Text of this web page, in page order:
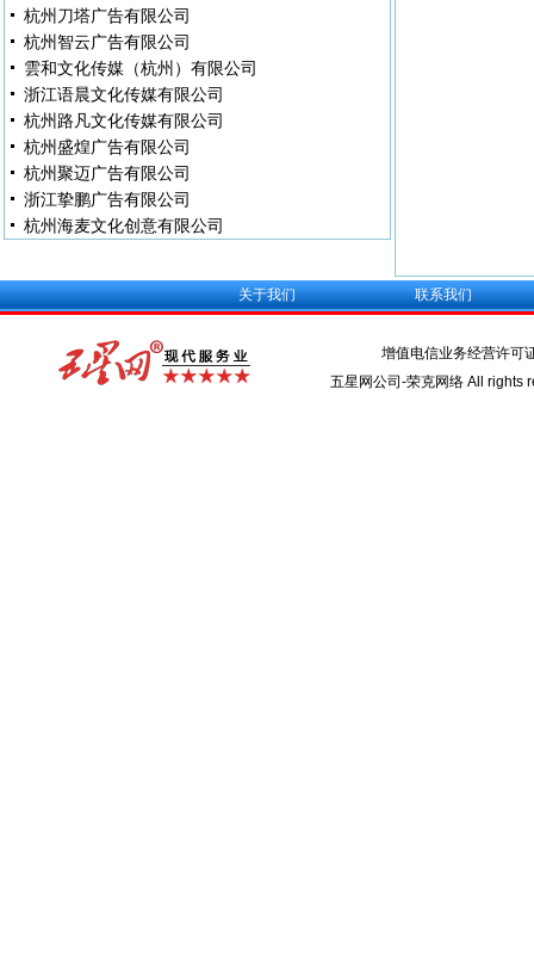
杭州刀塔广告有限公司
杭州智云广告有限公司
雲和文化传媒（杭州）有限公司
浙江语晨文化传媒有限公司
杭州路凡文化传媒有限公司
杭州盛煌广告有限公司
杭州聚迈广告有限公司
浙江挚鹏广告有限公司
杭州海麦文化创意有限公司
关于我们 联系我们
增值电信业务经营许可
五星网公司-荣克网络 All